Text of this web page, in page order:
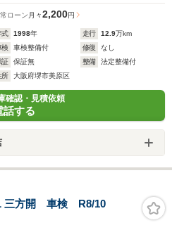
ローン 月々2,200円
式 1998年 走行 12.9万km
検
車検整備付 修復
なし
証
保証無 整備
法定整備付
所
大阪府堺市美原区
確認・見積依頼
話する
三方開 車検 R8/10